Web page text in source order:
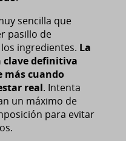
sencilla que
pasillo de
ingredientes. La
clave definitiva
más cuando
real. Intenta
un máximo de
para evitar